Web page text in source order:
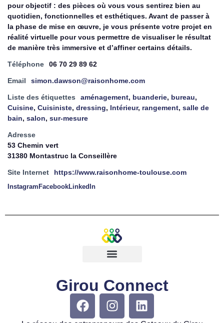
pour objectif : des pièces où vous vous sentirez bien au
quotidien, fonctionnelles et esthétiques. Avant de passer à
la phase de mise en œuvre, je vous présente votre projet en
réalité virtuelle pour vous permettre de visualiser le résultat
de manière très immersive et d’affiner certains détails.
Téléphone 06 70 29 89 62
Email simon.dawson@raisonhome.com
Liste des étiquettes aménagement, buanderie, bureau,
Cuisine, Cuisiniste, dressing, Intérieur, rangement, salle de
bain, salon, sur-mesure
Adresse
53 Chemin vert
31380 Montastruc la Conseillère
Site Internet https://www.raisonhome-toulouse.com
Instagram FacebookLinkedIn
Girou Connect